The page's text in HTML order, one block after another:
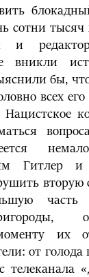
сотни
и
вникли
бы,
всех
Нацистское
Гитлер и
часть
их
от голода
телеканала